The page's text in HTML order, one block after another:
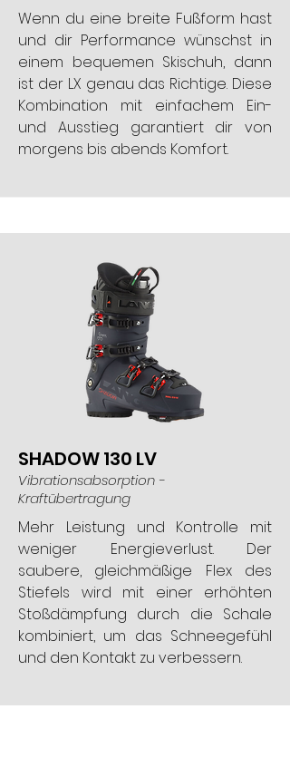
Wenn du eine breite Fußform hast
und dir Performance wünschst in
einem bequemen Skischuh, dann
ist der LX genau das Richtige. Diese
Kombination mit einfachem Ein-
und Ausstieg garantiert dir von
morgens bis abends Komfort.
SHADOW 130 LV
Vibrationsabsorption -
Kraftübertragung
Mehr Leistung und Kontrolle mit
weniger Energieverlust. Der
saubere, gleichmäßige Flex des
Stiefels wird mit einer erhöhten
Stoßdämpfung durch die Schale
kombiniert, um das Schneegefühl
und den Kontakt zu verbessern.